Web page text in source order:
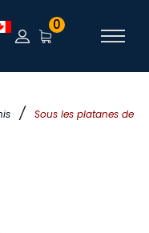
/
Sous les platanes de
0